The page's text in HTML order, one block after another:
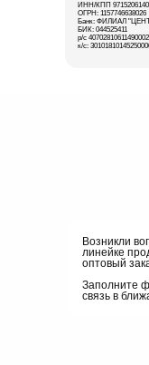
ИНН/КПП 9715206140/
ОГРН: 1157746638026
Банк: ФИЛИАЛ
БИК: 044525411
р/с
к/с:
Возникли
линейке
оптовый
Заполните
связь в